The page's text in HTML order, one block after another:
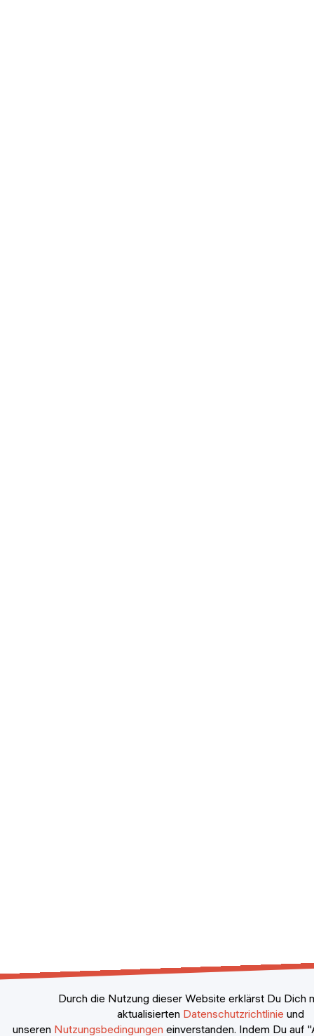
Durch die Nutzung dieser Website erklärst Du Dich
aktualisierten Datenschutzrichtlinie und
unseren Nutzungsbedingungen einverstanden. Indem Du auf